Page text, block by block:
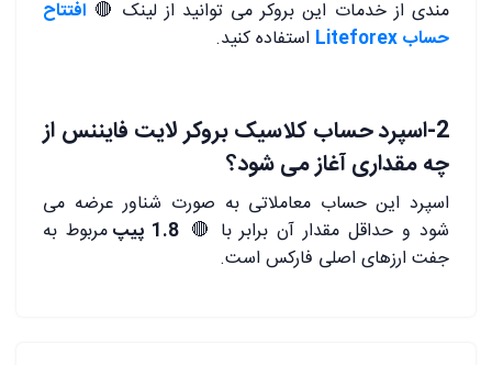
مندی از خدمات این بروکر می توانید از لینک 🔴 افتتاح
حساب Liteforex
استفاده کنید.
2-اسپرد حساب کلاسیک بروکر لایت فایننس از
چه مقداری آغاز می شود؟
اسپرد این حساب معاملاتی به صورت شناور عرضه می
شود و حداقل مقدار آن برابر با 🔴 1.8 پیپ
مربوط به
جفت ارزهای اصلی فارکس است.